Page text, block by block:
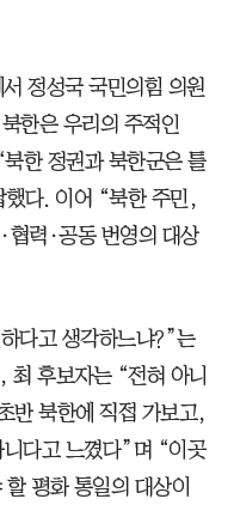
정성국 국민의힘 의원
한은 우리의 주적인
한 정권과 북한군은 틀
다. 이어 “북한 주민,
협력·공동 번영의 대상
다고 생각하느냐?”는
최 후보자는 “전혀 아니
반 북한에 직접 가보고,
다고 느꼈다”며 “이곳
평화 통일의 대상이